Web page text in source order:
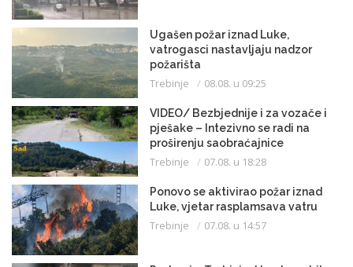
Ugašen požar iznad Luke,
vatrogasci nastavljaju nadzor
požarišta
Trebinje 08.08. u 09:25
VIDEO/ Bezbjednije i za vozače i
pješake – Intezivno se radi na
proširenju saobraćajnice
Trebinje 07.08. u 18:28
Ponovo se aktivirao požar iznad
Luke, vjetar rasplamsava vatru
Trebinje 07.08. u 14:57